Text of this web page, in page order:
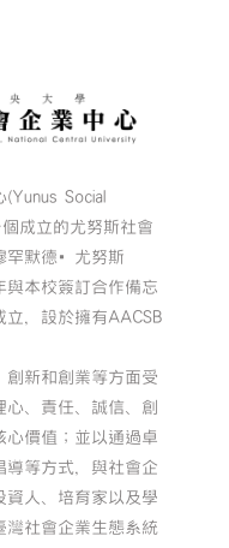
Social
個成立的尤努斯社會
罕默德•尤努斯
與本校簽訂合作備忘
立，設於擁有AACSB
創新和創業等方面受
、責任、誠信、創
心價值；並以通過卓
導等方式，與社會企
資人、培育家以及學
灣社會企業生態系統